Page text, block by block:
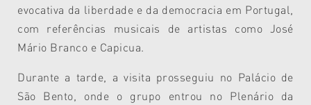
evocativa da liberdade e da democracia em Portugal,
com referências musicais de artistas como José
Mário Branco e Capicua.
Durante a tarde, a visita prosseguiu no Palácio de
São Bento, onde o grupo entrou no Plenário da